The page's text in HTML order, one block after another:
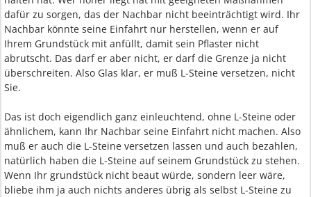
dafür zu sorgen, das der Nachbar nicht beeinträchtigt wird. Ihr
Nachbar könnte seine Einfahrt nur herstellen, wenn er auf
Ihrem Grundstück mit anfüllt, damit sein Pflaster nicht
abrutscht. Das darf er aber nicht, er darf die Grenze ja nicht
überschreiten. Also Glas klar, er muß L-Steine versetzen, nicht
Sie.
Das ist doch eigendlich ganz einleuchtend, ohne L-Steine oder
ähnlichem, kann Ihr Nachbar seine Einfahrt nicht machen. Also
muß er auch die L-Steine versetzen lassen und auch bezahlen,
natürlich haben die L-Steine auf seinem Grundstück zu stehen.
Wenn Ihr grundstück nicht beaut würde, sondern leer wäre,
bliebe ihm ja auch nichts anderes übrig als selbst L-Steine zu